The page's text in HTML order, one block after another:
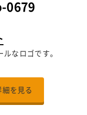
0679
なロゴです。
を見る